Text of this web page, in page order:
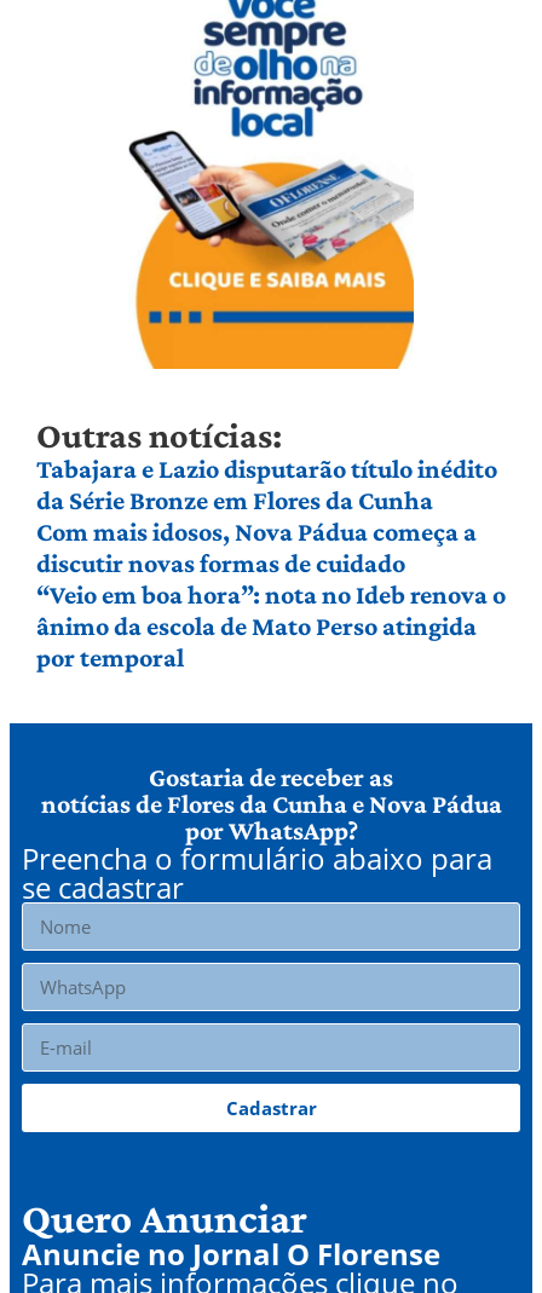
Outras notícias:
Tabajara e Lazio disputarão título inédito
da Série Bronze em Flores da Cunha
Com mais idosos, Nova Pádua começa a
discutir novas formas de cuidado
“Veio em boa hora”: nota no Ideb renova o
ânimo da escola de Mato Perso atingida
por temporal
Gostaria de receber as
notícias de Flores da Cunha e Nova Pádua
por WhatsApp?
Preencha o formulário abaixo para
se cadastrar
Cadastrar
Quero Anunciar
Anuncie no Jornal O Florense
Para mais informações clique no